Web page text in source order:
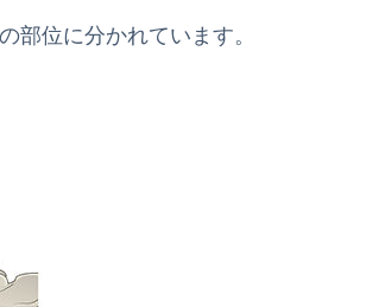
部位に分かれています。